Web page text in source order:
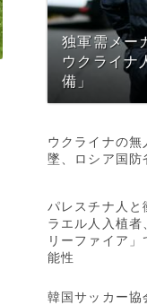
独軍需メー
ウクライナ
備」
ウクライナの無
墜、ロシア国防
パレスチナ人と
ラエル人入植者
リーファイア
能性
韓国サッカー協